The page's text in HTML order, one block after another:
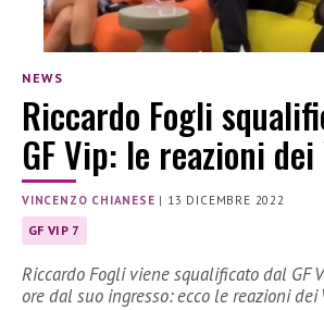
NEWS
Riccardo Fogli
GF Vip: le reazioni
VINCENZO CHIANESE | 13 DICEMBRE 2022
GF VIP 7
Riccardo Fogli viene squalificato dal GF
ore dal suo ingresso: ecco le reazioni dei